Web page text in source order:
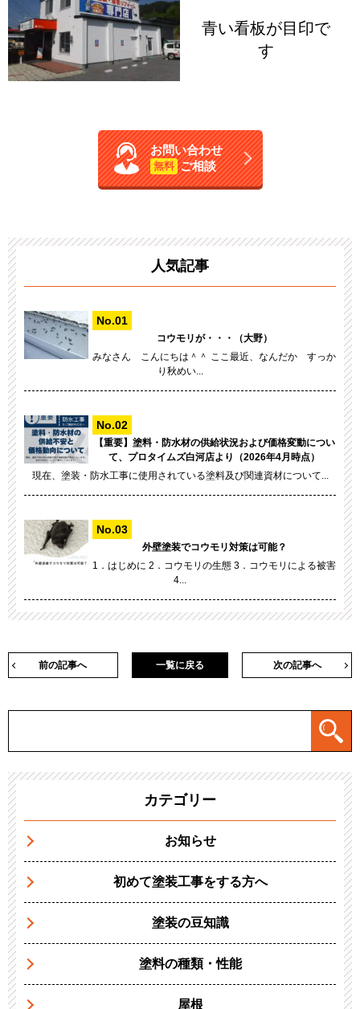
青い看板が目印で
す
お問い合わせ
無料 ご相談
人気記事
コウモリが・・・（大野）
みなさん こんにちは＾＾ ここ最近、なんだか すっか
り秋めい...
【重要】塗料・防水材の供給状況および価格変動につい
て、プロタイムズ白河店より（2026年4月時点）
現在、塗装・防水工事に使用されている塗料及び関連資材について...
外壁塗装でコウモリ対策は可能？
1．はじめに 2．コウモリの生態 3．コウモリによる被害
4...
前の記事へ 次の記事へ
一覧に戻る
カテゴリー
お知らせ
初めて塗装工事をする方へ
塗装の豆知識
塗料の種類・性能
屋根